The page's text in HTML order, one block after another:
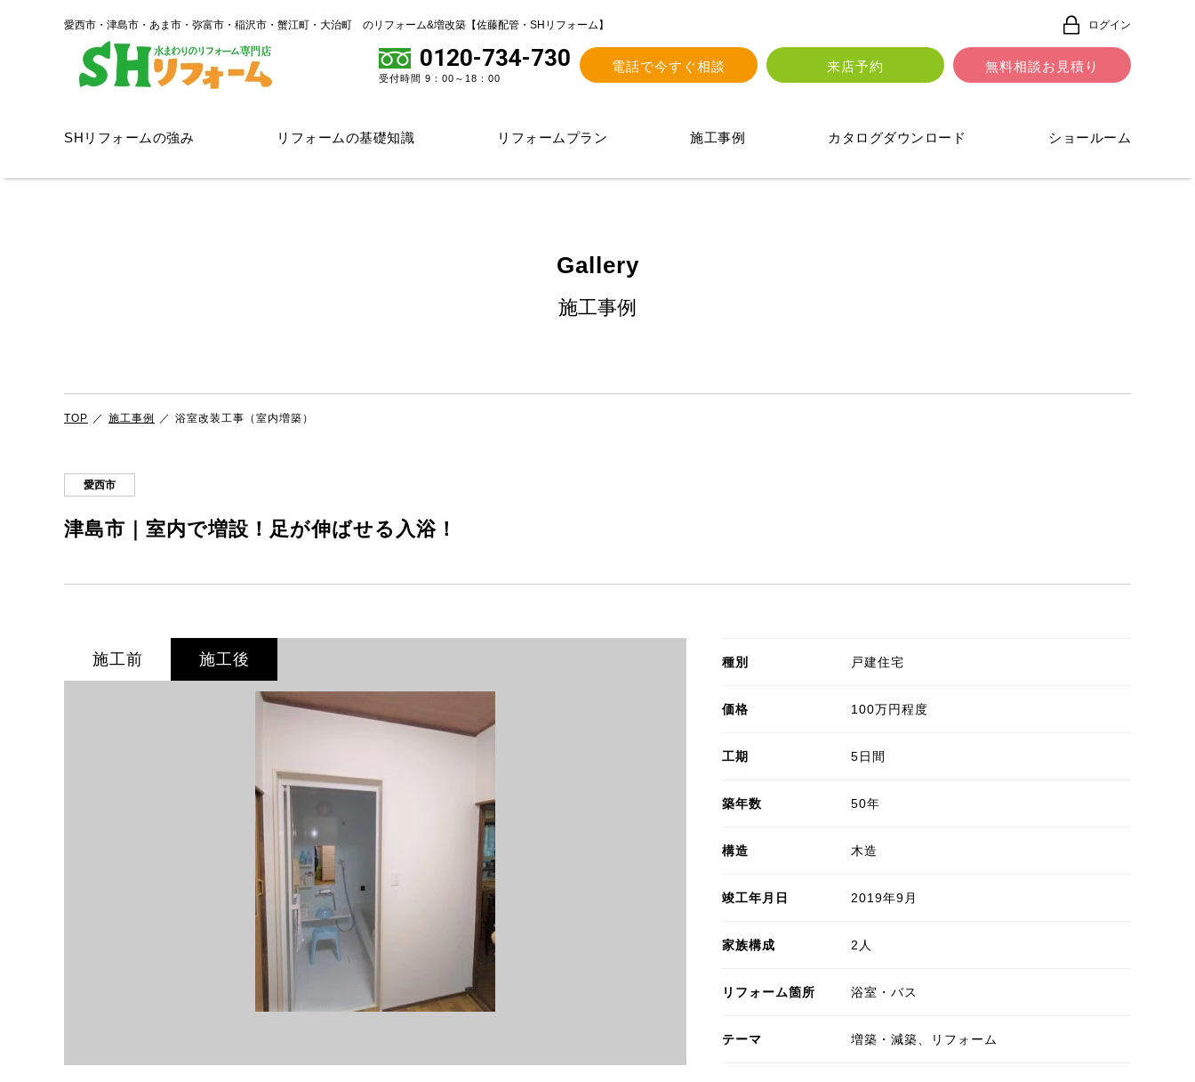
愛西市・津島市・あま市・弥富市・稲沢市・蟹江町・大治町 のリフォーム&増改築【佐藤配管・SHリフォーム】
0120-734-730
受付時間 9：00～18：00
電話で今すぐ相談 来店予約 無料相談お見積り
ログイン
SHリフォームの強み リフォームの基礎知識 リフォームプラン 施工事例 カタログダウンロード ショールーム
Gallery
施工事例
TOP 施工事例 浴室改装工事（室内増築）
愛西市
津島市｜室内で増設！足が伸ばせる入浴！
施工前 施工後 種別 戸建住宅
価格 100万円程度
工期 5日間
築年数 50年
構造 木造
竣工年月日 2019年9月
家族構成 2人
リフォーム箇所 浴室・バス
テーマ 増築・減築、リフォーム